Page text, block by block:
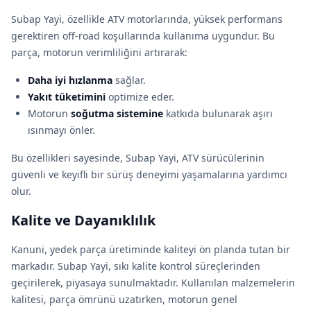
Subap Yayi, özellikle ATV motorlarında, yüksek performans
gerektiren off-road koşullarında kullanıma uygundur. Bu
parça, motorun verimliliğini artırarak:
Daha iyi hızlanma sağlar.
Yakıt tüketimini optimize eder.
Motorun soğutma sistemine katkıda bulunarak aşırı
ısınmayı önler.
Bu özellikleri sayesinde, Subap Yayi, ATV sürücülerinin
güvenli ve keyifli bir sürüş deneyimi yaşamalarına yardımcı
olur.
Kalite ve Dayanıklılık
Kanuni, yedek parça üretiminde kaliteyi ön planda tutan bir
markadır. Subap Yayi, sıkı kalite kontrol süreçlerinden
geçirilerek, piyasaya sunulmaktadır. Kullanılan malzemelerin
kalitesi, parça ömrünü uzatırken, motorun genel